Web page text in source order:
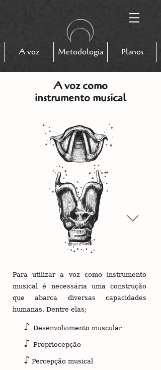
A voz Metodologia Planos
A voz como
instrumento musical
Para utilizar a voz como instrumento
musical é necessária uma construção
que abarca diversas capacidades
humanas. Dentre elas;
♪ Desenvolvimento muscular
♪ Propriocepção
♪ Percepção musical